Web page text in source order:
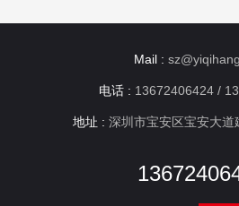
Mail :
电话 : 13672406424 /
地址 : 深圳市宝安区宝安大道